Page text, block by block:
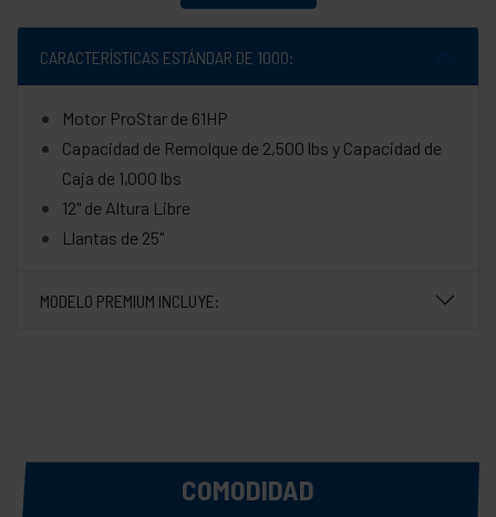
CARACTERÍSTICAS ESTÁNDAR DE 1000:
Motor ProStar de 61HP
Capacidad de Remolque de 2,500 lbs y Capacidad de
Caja de 1,000 lbs
12" de Altura Libre
Llantas de 25"
MODELO PREMIUM INCLUYE:
COMODIDAD